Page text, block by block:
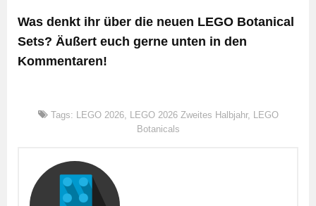
Was denkt ihr über die neuen LEGO Botanical
Sets? Äußert euch gerne unten in den
Kommentaren!
Tags: LEGO 2026, LEGO 2026 Zweites Halbjahr, LEGO
Botanicals